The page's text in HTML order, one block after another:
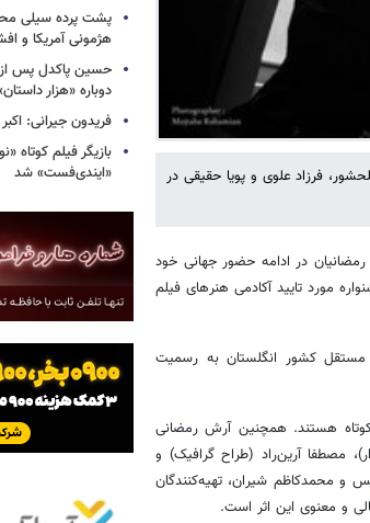
فرزاد علوی و پویا حقیقی در
رمضانیان در ادامه حضور جهانی خود
مورد تایید آکادمی هنرهای فیلم
مستقل کشور انگلستان به رسمیت
کوتاه هستند. همچنین آرش رمضانی
مصطفا آرین‌راد (طراح گرافیک) و
و محمدکاظم شیران، تهیه‌کنندگان
پشت پرده سیلی
هژمونی آمریکا و
دوباره «هزار
فریدون جیرانی:
بازیگر فیلم کوتاه
«ایندی‌فست» شد